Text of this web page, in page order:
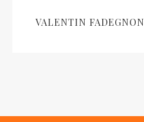
VALENTIN FADEGNON